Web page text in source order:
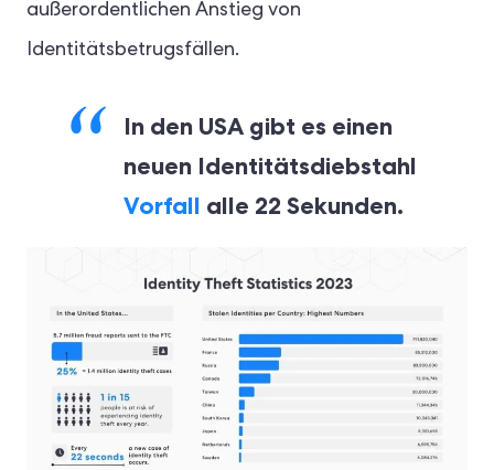
außerordentlichen Anstieg von
Identitätsbetrugsfällen.
In den USA gibt es einen
neuen Identitätsdiebstahl
Vorfall alle 22 Sekunden.